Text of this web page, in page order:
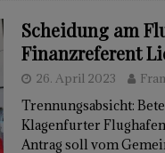
Scheidung am
Finanzreferent
26. April 2023
Trennungsabsicht:
Klagenfurter
Antrag soll vom